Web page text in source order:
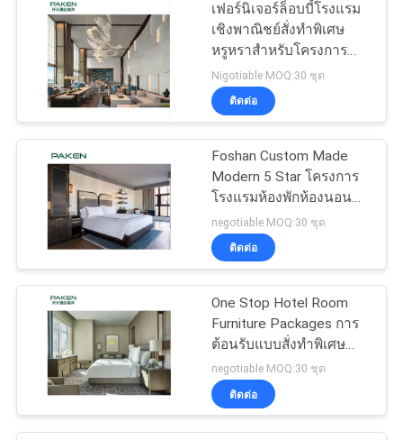
เฟอร์นิเจอร์ล็อบบี้โรงแรม
เชิงพาณิชย์สั่งทำพิเศษ
หรูหราสำหรับโครงการ
โรงแรม Hign End
Nigotiable MOQ:30 ชุด
ติดต่อ
Foshan Custom Made
Modern 5 Star โครงการ
โรงแรมห้องพักห้องนอน
ชุดเฟอร์นิเจอร์ถาวรชุด
negotiable MOQ:30 ชุด
ติดต่อ
One Stop Hotel Room
Furniture Packages การ
ต้อนรับแบบสั่งทำพิเศษ
สำหรับโครงการโรงแรมระ
ดับไฮเอนด์
negotiable MOQ:30 ชุด
ติดต่อ